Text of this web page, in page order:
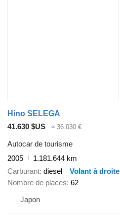
Hino SELEGA
41.630 $US
≈ 36.030 €
Autocar de tourisme
2005
1.181.644 km
Carburant diesel Volant à droite
Nombre de places 62
Japon